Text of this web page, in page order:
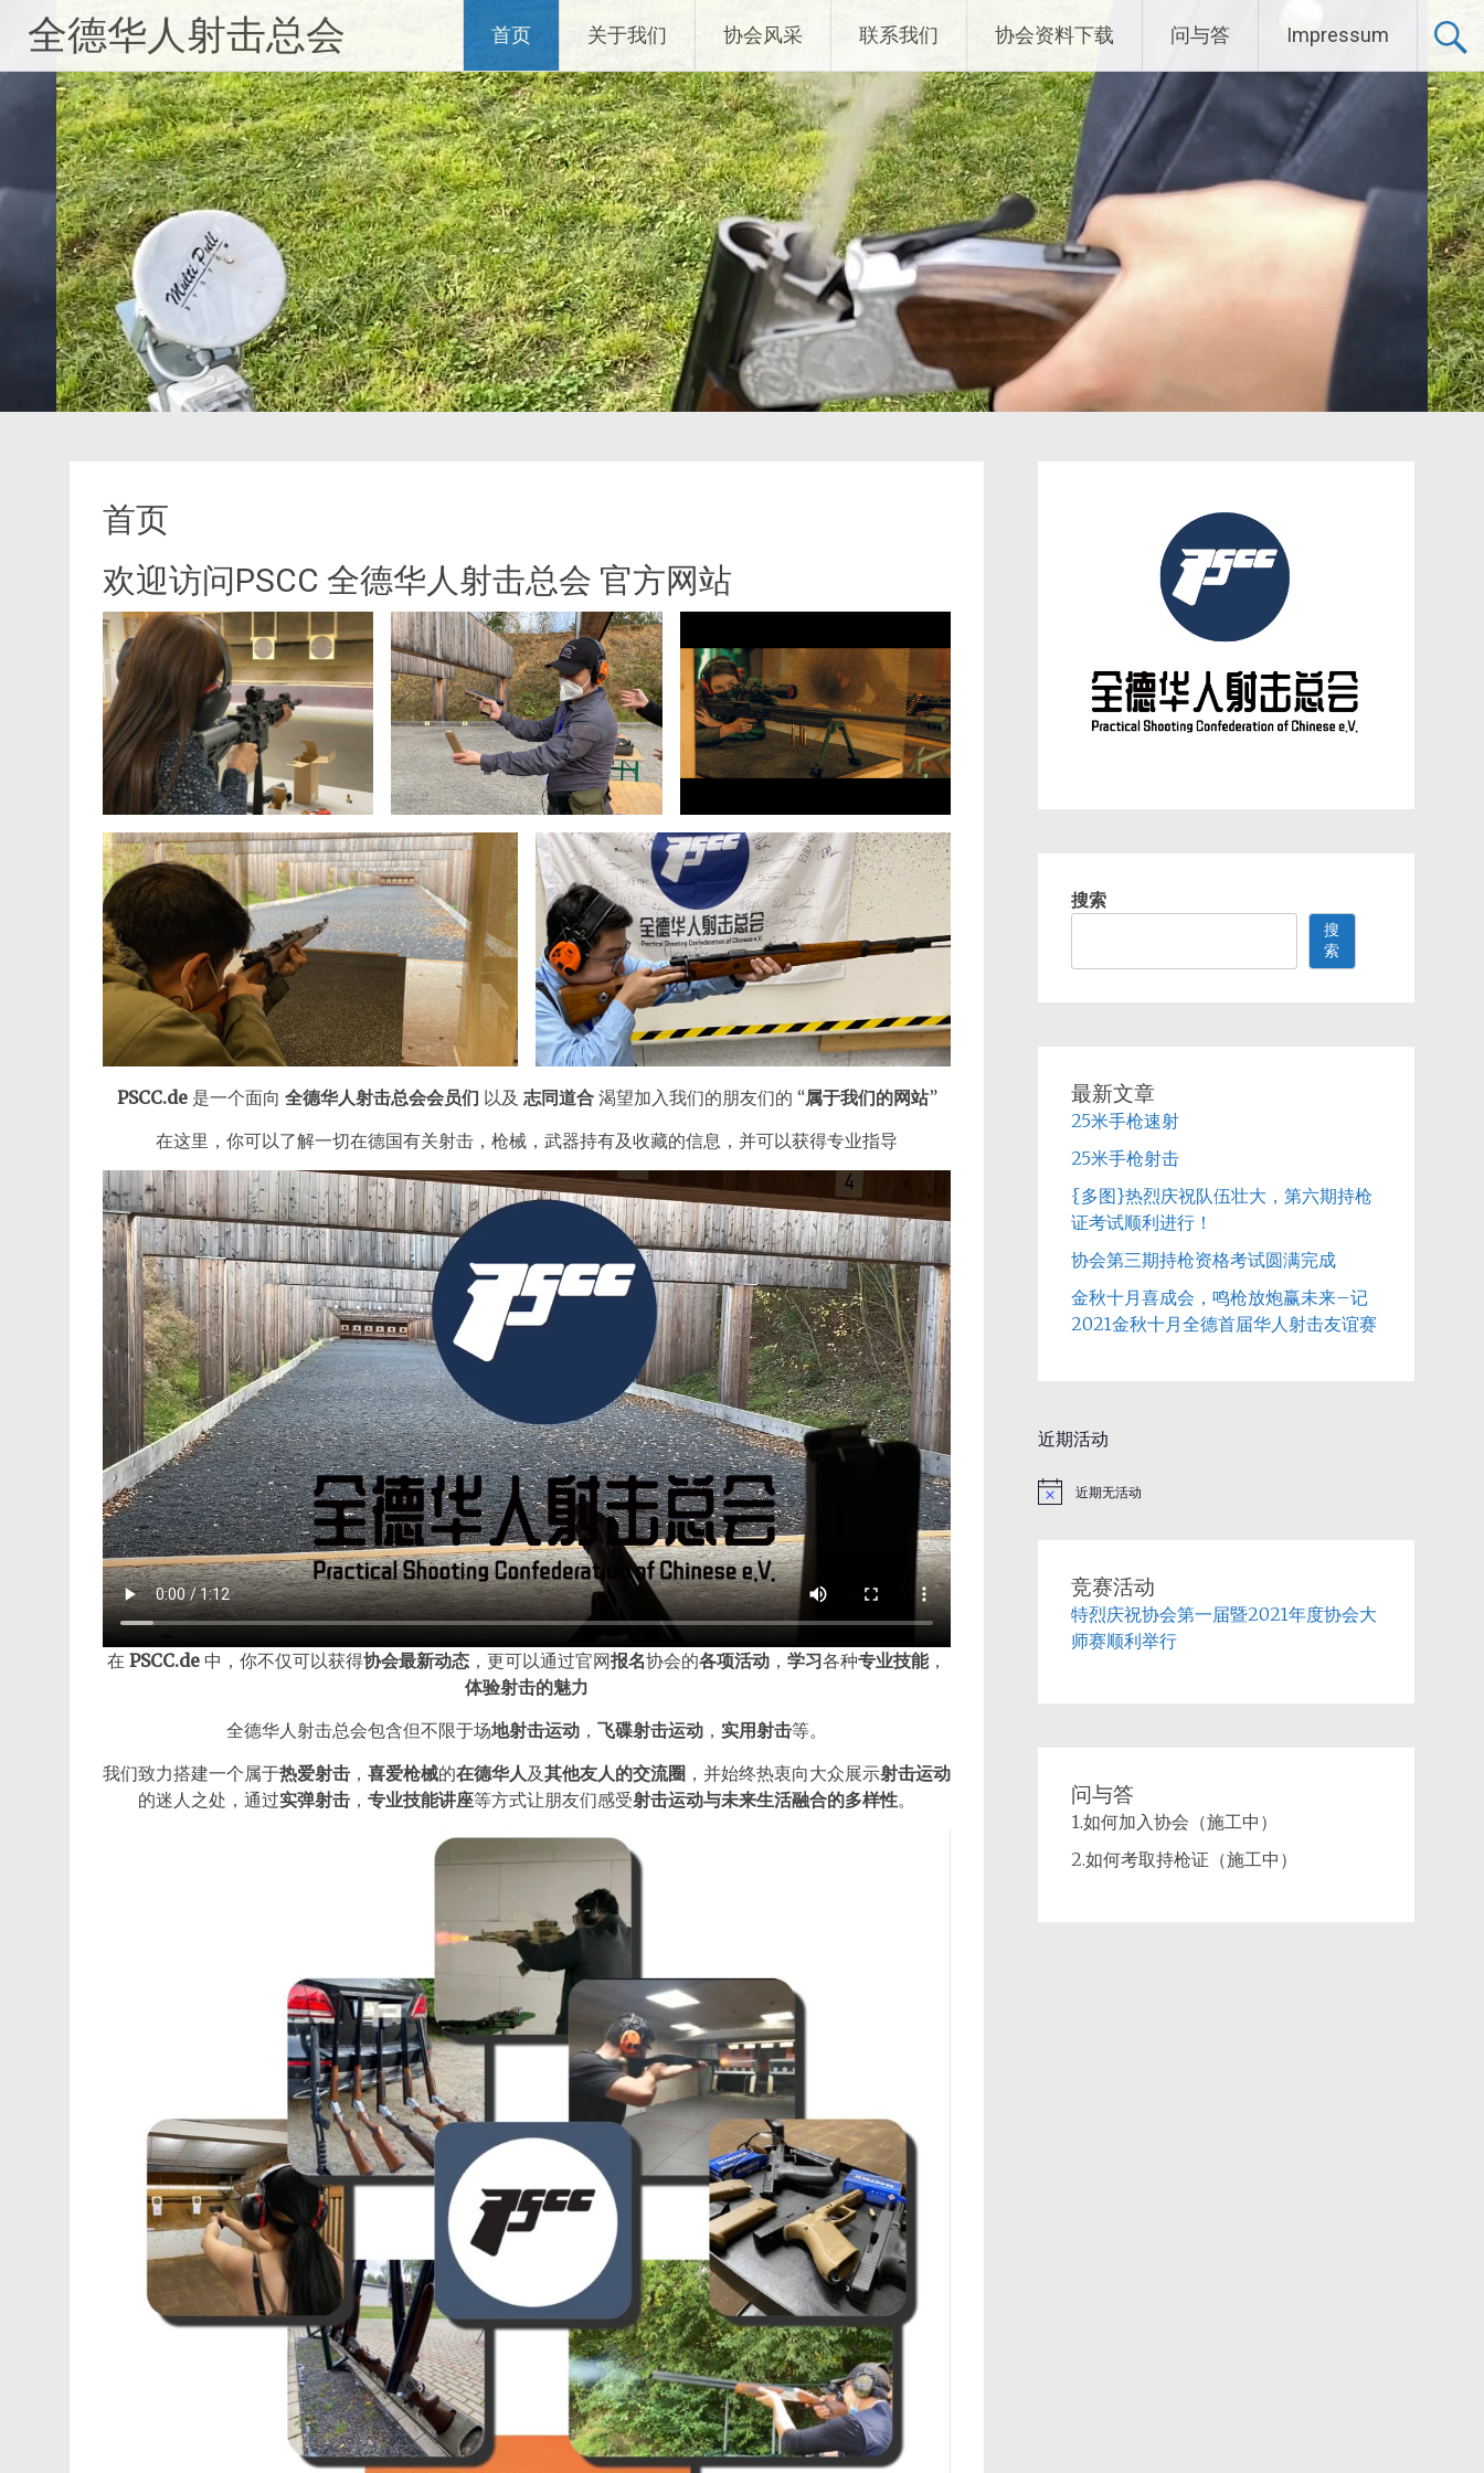
content
全德华人射击总会 首页 关于我们 协会风采 联系我们 协会资料下载 问与答 Impressum
首页
欢迎访问PSCC 全德华人射击总会 官方网站
PSCC.de是一个面向 全德华人射击总会会员们 以及 志同道合渴望加入我们的朋友们的 “属于我们的网站”
在这里，你可以了解一切在德国有关射击，枪械，武器持有及收藏的信息，并可以获得专业指导
在PSCC.de 中，你不仅可以获得协会最新动态 ，更可以通过官网报名协会的各项活动 ，学习各种专业技能，
体验射击的魅力
全德华人射击总会包含但不限于场地射击运动 ，飞碟射击运动 ，实用射击等。
我们致力搭建一个属于热爱射击 ，喜爱枪械的在德华人 及其他友人的交流圈 ，并始终热衷向大众展示射击运动
的迷人之处，通过实弹射击 ，专业技能讲座等方式让朋友们感受射击运动与未来生活融合的多样性。
搜索
搜
索
最新文章
25米手枪速射
25米手枪射击
{多图}热烈庆祝队伍壮大，第六期持枪
证考试顺利进行！
协会第三期持枪资格考试圆满完成
金秋十月喜成会，鸣枪放炮赢未来–记
2021金秋十月全德首届华人射击友谊赛
近期活动
Notice 近期无活动
竞赛活动
特烈庆祝协会第一届暨2021年度协会大
师赛顺利举行
问与答
1.如何加入协会（施工中）
2.如何考取持枪证（施工中）